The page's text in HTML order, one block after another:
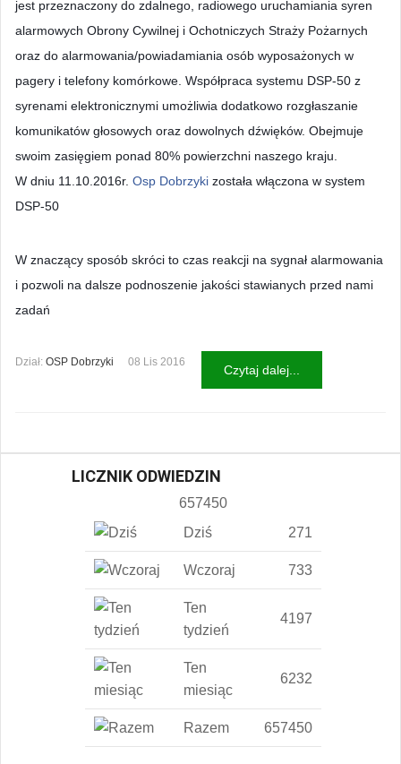
jest przeznaczony do zdalnego, radiowego uruchamiania syren
alarmowych Obrony Cywilnej i Ochotniczych Straży Pożarnych
oraz do alarmowania/powiadamiania osób wyposażonych w
pagery i telefony komórkowe. Współpraca systemu DSP-50 z
syrenami elektronicznymi umożliwia dodatkowo rozgłaszanie
komunikatów głosowych oraz dowolnych dźwięków. Obejmuje
swoim zasięgiem ponad 80% powierzchni naszego kraju.
W dniu 11.10.2016r. Osp Dobrzyki została włączona w system
DSP-50
W znaczący sposób skróci to czas reakcji na sygnał alarmowania
i pozwoli na dalsze podnoszenie jakości stawianych przed nami
zadań
Dział: OSP Dobrzyki 08 Lis 2016
Czytaj dalej...
LICZNIK ODWIEDZIN
657450
Dziś
271
Wczoraj 733
Ten
tydzień
4197
Ten
miesiąc
6232
Razem 657450